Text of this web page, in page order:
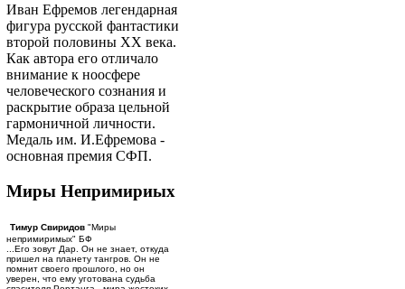
Иван Ефремов легендарная
фигура русской фантастики
второй половины ХХ века.
Как автора его отличало
внимание к ноосфере
человеческого сознания и
раскрытие образа цельной
гармоничной личности.
Медаль им. И.Ефремова -
основная премия СФП.
Миры Непримириых
Тимур Свиридов "Миры
непримиримых" БФ
...Его зовут Дар. Он не знает, откуда
пришел на планету тангров. Он не
помнит своего прошлого, но он
уверен, что ему уготована судьба